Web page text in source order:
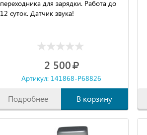
переходника для зарядки. Работа до
12 суток. Датчик звука!
2 500
Артикул: 141868-P68826
Подробнее В корзину